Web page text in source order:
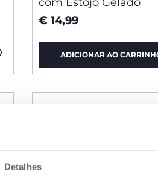
Detalhes
€ 14,99
ADICIONAR AO